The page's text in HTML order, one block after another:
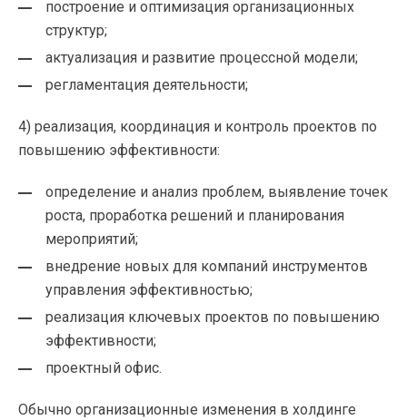
построение и оптимизация организационных
структур;
актуализация и развитие процессной модели;
регламентация деятельности;
4) реализация, координация и контроль проектов по
повышению эффективности:
определение и анализ проблем, выявление точек
роста, проработка решений и планирования
мероприятий;
внедрение новых для компаний инструментов
управления эффективностью;
реализация ключевых проектов по повышению
эффективности;
проектный офис.
Обычно организационные изменения в холдинге